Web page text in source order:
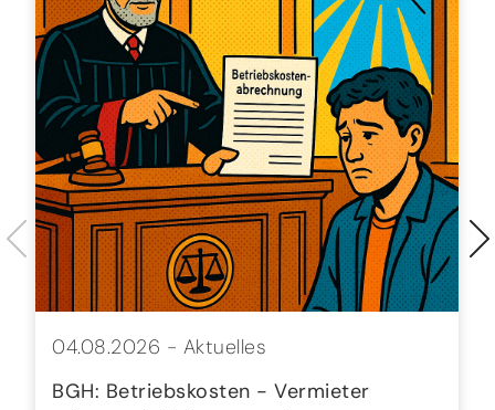
04.08.2026 - Aktuelles
BGH: Betriebskosten - Vermieter